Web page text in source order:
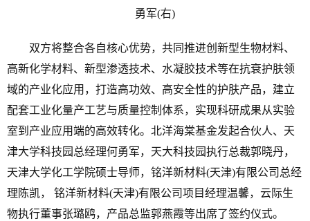
勇军(右)
双方将整合各自核心优势，共同推进创新型生物材料、
高新化学材料、新型渗透技术、水凝胶技术等在抗衰护肤领
域的产业化应用，打造高功效、高安全性的护肤产品，建立
配套工业化量产工艺与质量控制体系，实现科研成果从实验
室到产业应用端的高效转化。北洋海棠基金发起合伙人、天
津大学科技园总经理何勇军，天大科技园执行总裁郭晓丹，
天津大学化工学院硕士导师，铭洋新材料(天津)有限公司总经
理陈凯， 铭洋新材料(天津)有限公司项目经理温馨，云际生
物执行董事张璐鸥，产品总监郭燕霞等出席了签约仪式。